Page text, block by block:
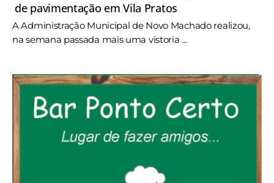
de pavimentação em Vila Pratos
A Administração Municipal de Novo Machado realizou,
na semana passada mais uma vistoria ...